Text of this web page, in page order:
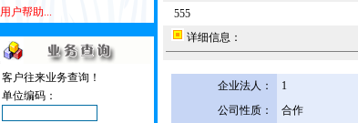
用户帮助...
客户往来业务查询！
单位编码：
555
详细信息：
企业法人：
1
公司性质：
合作